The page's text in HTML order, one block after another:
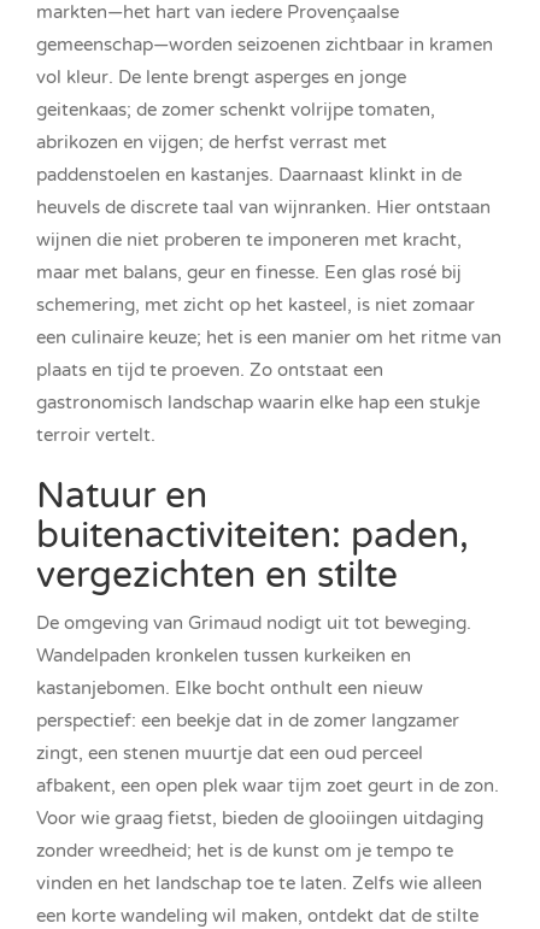
markten—het hart van iedere Provençaalse
gemeenschap—worden seizoenen zichtbaar in kramen
vol kleur. De lente brengt asperges en jonge
geitenkaas; de zomer schenkt volrijpe tomaten,
abrikozen en vijgen; de herfst verrast met
paddenstoelen en kastanjes. Daarnaast klinkt in de
heuvels de discrete taal van wijnranken. Hier ontstaan
wijnen die niet proberen te imponeren met kracht,
maar met balans, geur en finesse. Een glas rosé bij
schemering, met zicht op het kasteel, is niet zomaar
een culinaire keuze; het is een manier om het ritme van
plaats en tijd te proeven. Zo ontstaat een
gastronomisch landschap waarin elke hap een stukje
terroir vertelt.
Natuur en
buitenactiviteiten: paden,
vergezichten en stilte
De omgeving van Grimaud nodigt uit tot beweging.
Wandelpaden kronkelen tussen kurkeiken en
kastanjebomen. Elke bocht onthult een nieuw
perspectief: een beekje dat in de zomer langzamer
zingt, een stenen muurtje dat een oud perceel
afbakent, een open plek waar tijm zoet geurt in de zon.
Voor wie graag fietst, bieden de glooiingen uitdaging
zonder wreedheid; het is de kunst om je tempo te
vinden en het landschap toe te laten. Zelfs wie alleen
een korte wandeling wil maken, ontdekt dat de stilte